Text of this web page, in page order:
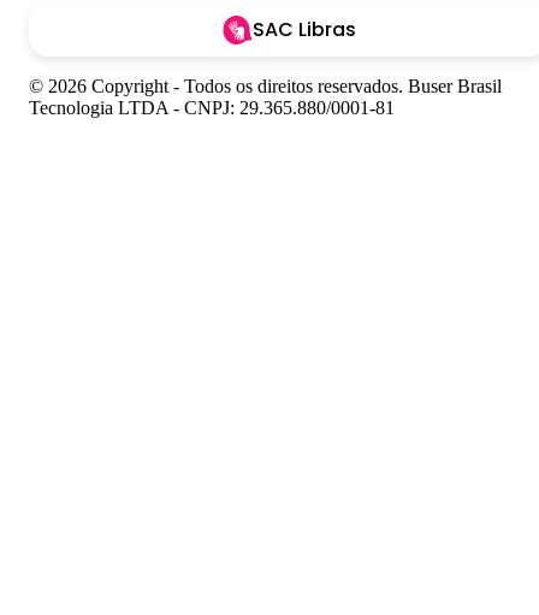
SAC Libras
© 2026 Copyright - Todos os direitos reservados. Buser Brasil
Tecnologia LTDA - CNPJ: 29.365.880/0001-81